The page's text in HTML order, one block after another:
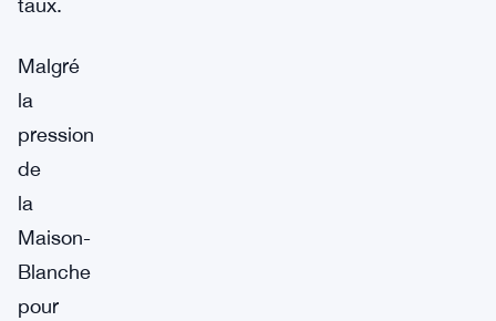
taux.
Malgré
la
pression
de
la
Maison-
Blanche
pour